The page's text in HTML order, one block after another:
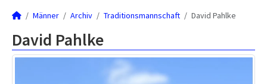
Männer Archiv Traditionsmannschaft David Pahlke
David Pahlke